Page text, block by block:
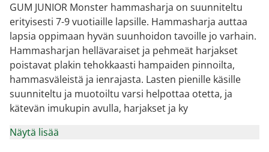
GUM JUNIOR Monster hammasharja on suunniteltu
erityisesti 7-9 vuotiaille lapsille. Hammasharja auttaa
lapsia oppimaan hyvän suunhoidon tavoille jo varhain.
Hammasharjan hellävaraiset ja pehmeät harjakset
poistavat plakin tehokkaasti hampaiden pinnoilta,
hammasväleistä ja ienrajasta. Lasten pienille käsille
suunniteltu ja muotoiltu varsi helpottaa otetta, ja
kätevän imukupin avulla, harjakset ja ky
Näytä lisää